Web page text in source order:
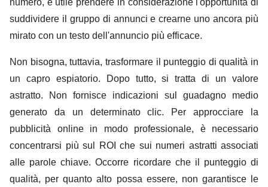
numero, è utile prendere in considerazione l'opportunità di
suddividere il gruppo di annunci e crearne uno ancora più
mirato con un testo dell'annuncio più efficace.
Non bisogna, tuttavia, trasformare il punteggio di qualità in
un capro espiatorio. Dopo tutto, si tratta di un valore
astratto. Non fornisce indicazioni sul guadagno medio
generato da un determinato clic. Per approcciare la
pubblicità online in modo professionale, è necessario
concentrarsi più sul ROI che sui numeri astratti associati
alle parole chiave. Occorre ricordare che il punteggio di
qualità, per quanto alto possa essere, non garantisce le